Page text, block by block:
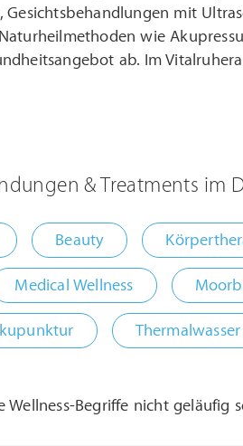
Gesichtsbehandlungen mit
wie
ab. Im
& Treatments im
Beauty
Medical Wellness
Thermalwasser
Wellness-Begriffe nicht geläufig